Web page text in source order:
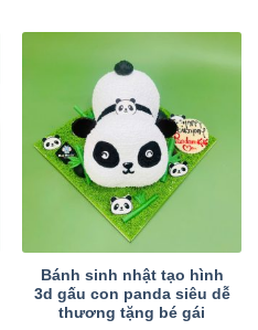
Bánh sinh nhật tạo hình
3d gấu con panda siêu dễ
thương tặng bé gái